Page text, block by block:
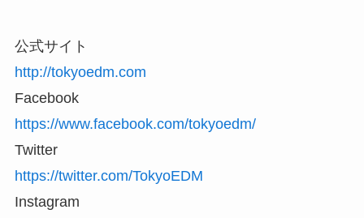
公式サイト
http://tokyoedm.com
Facebook
https://www.facebook.com/tokyoedm/
Twitter
https://twitter.com/TokyoEDM
Instagram